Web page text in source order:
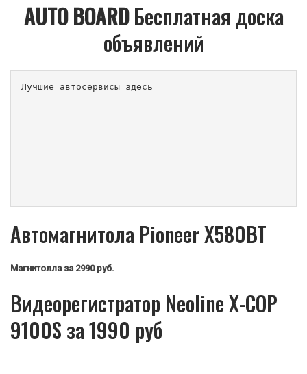
AUTO BOARDБесплатная доска
объявлений
Лучшие автосервисы здесь
Автомагнитола Pioneer X580BT
Магнитолла за 2990 руб.
Видеорегистратор Neoline X-COP
9100S за 1990 руб